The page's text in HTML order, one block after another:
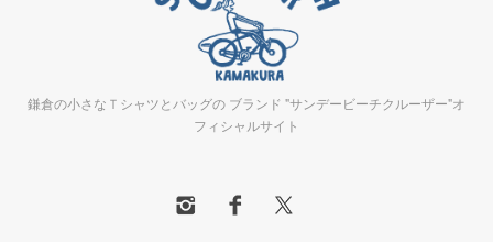
鎌倉の小さなＴシャツとバッグの ブランド "サンデービーチクルーザー"オ
フィシャルサイト